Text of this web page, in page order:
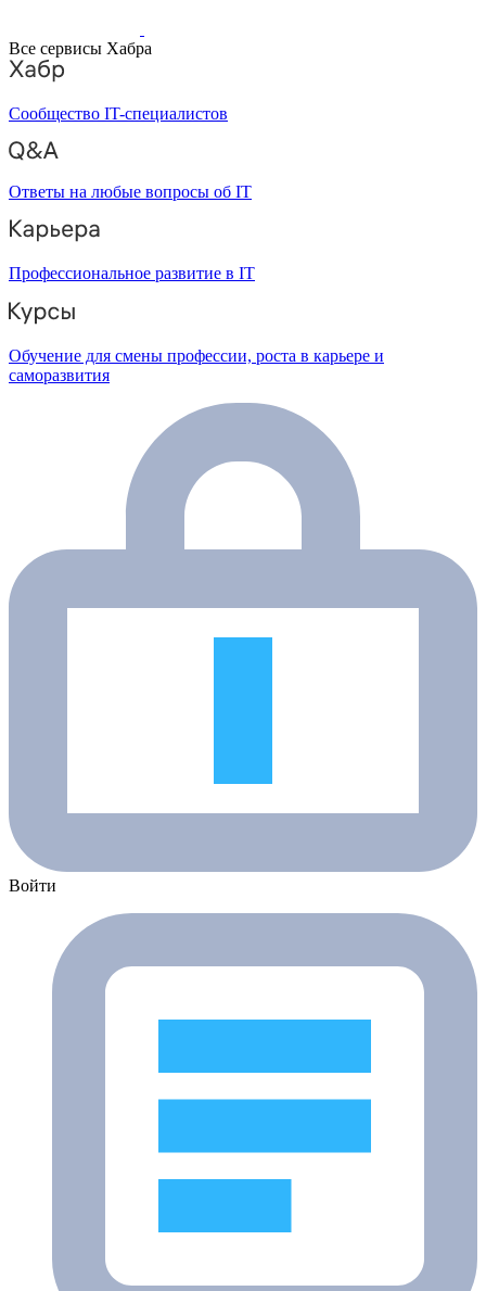
Все сервисы Хабра
Сообщество IT-специалистов
Ответы на любые вопросы об IT
Профессиональное развитие в IT
Обучение для смены профессии, роста в карьере и
саморазвития
Войти